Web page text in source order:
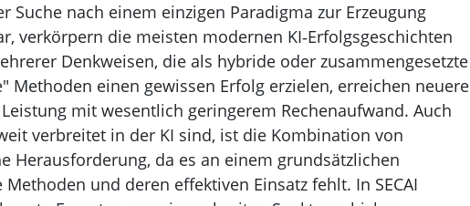
Suche nach einem einzigen Paradigma zur Erzeugung
verkörpern die meisten modernen KI‑Erfolgsgeschichten
Denkweisen, die als hybride oder zusammengesetzte
Methoden einen gewissen Erfolg erzielen, erreichen neuere
mit wesentlich geringerem Rechenaufwand. Auch
verbreitet in der KI sind, ist die Kombination von
Herausforderung, da es an einem grundsätzlichen
und deren effektiven Einsatz fehlt. In SECAI